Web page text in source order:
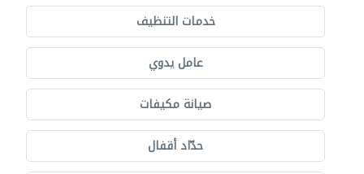
خدمات التنظيف
عامل يدوي
صيانة مكيفات
حدّاد أقفال